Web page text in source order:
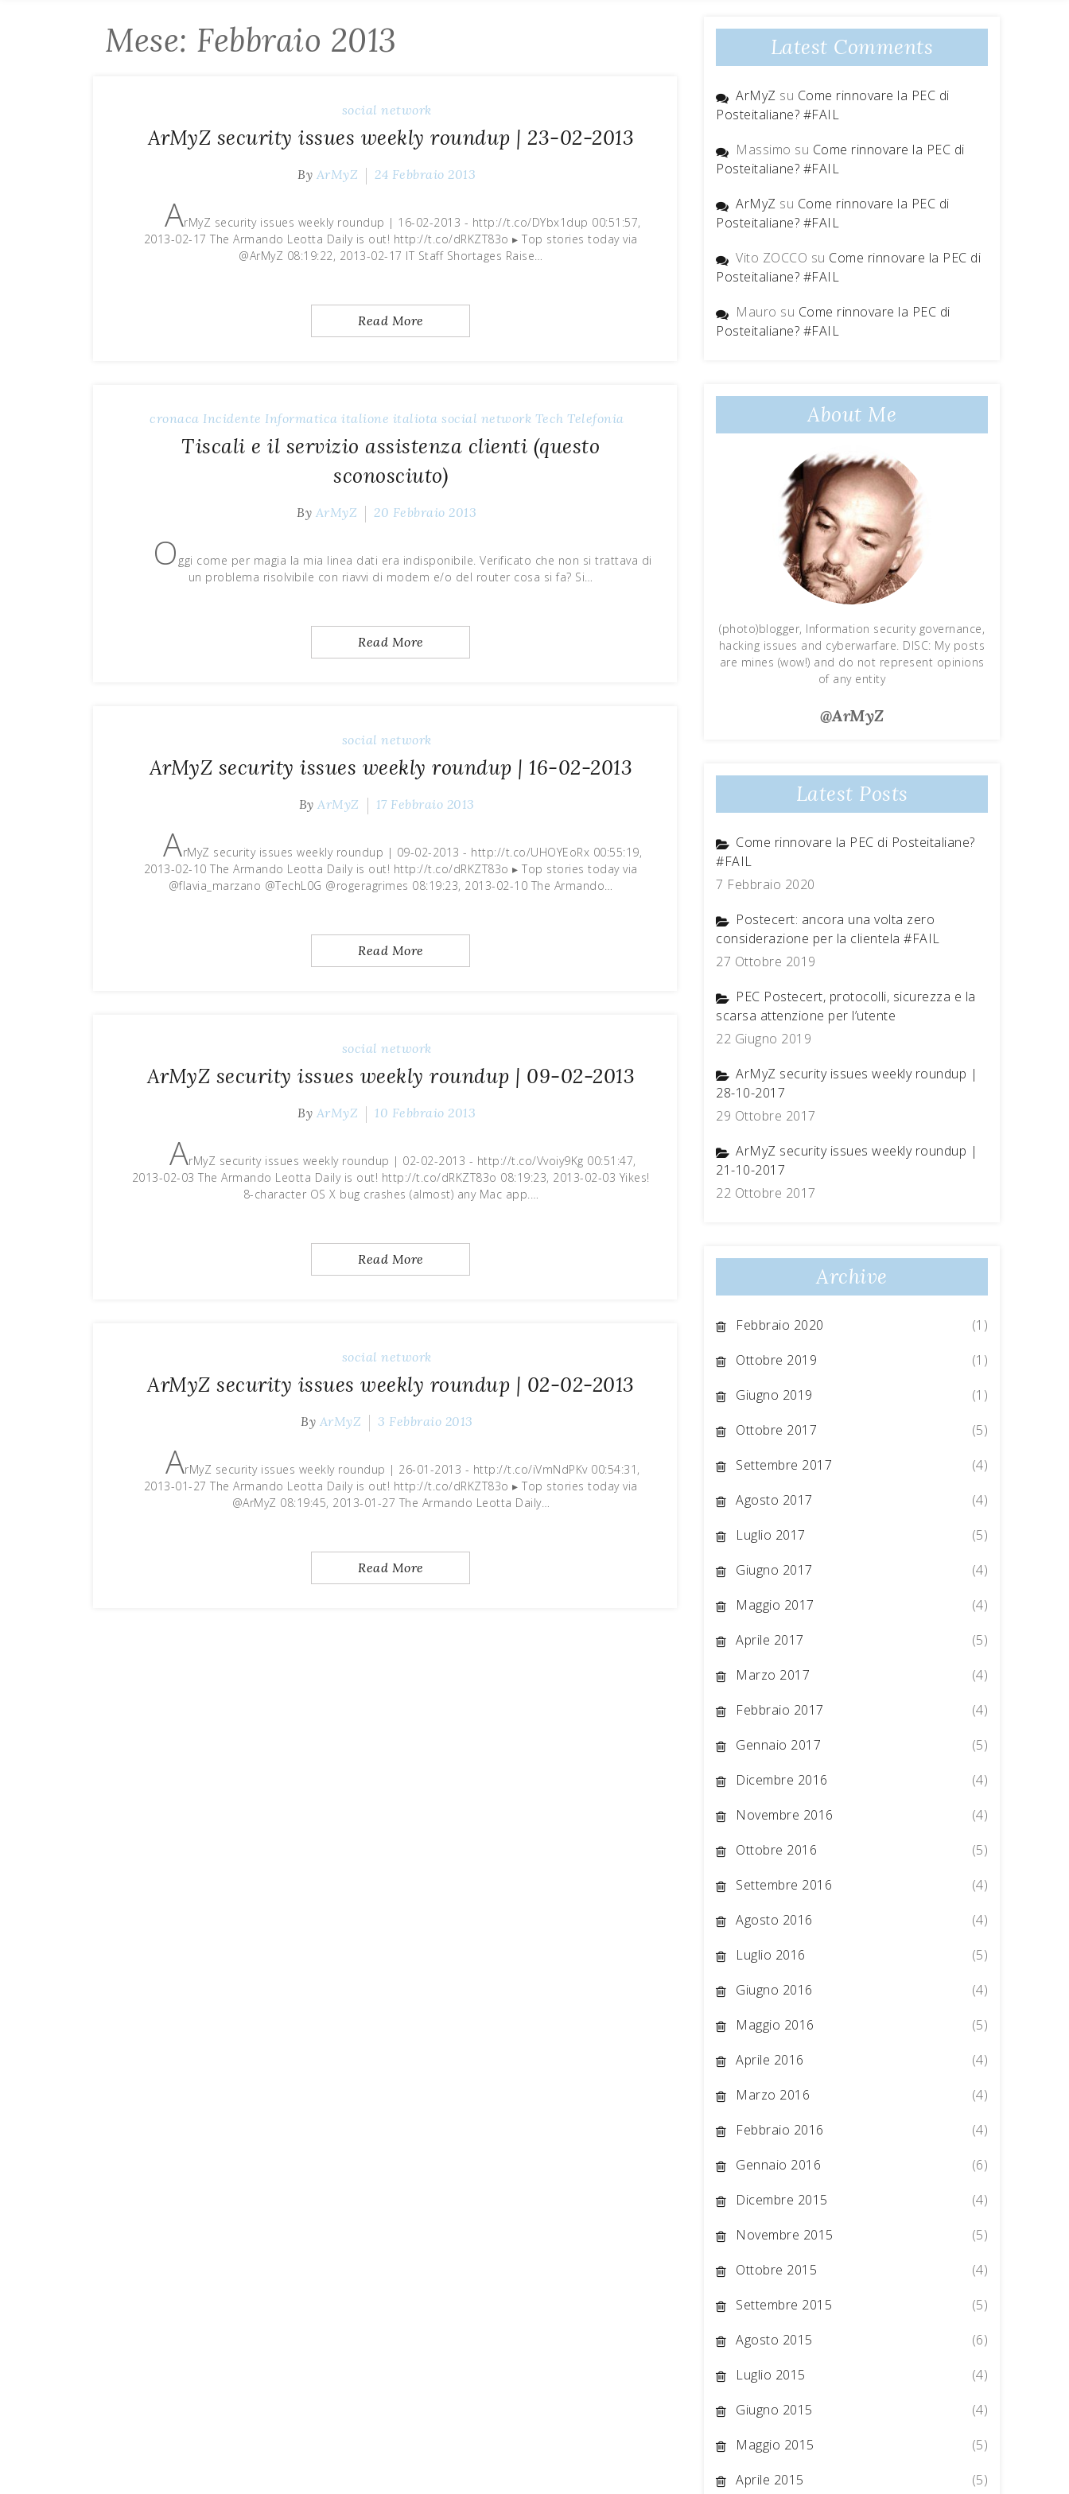
Mese: Febbraio 2013
social network
ArMyZ security issues weekly roundup | 23-02-2013
By ArMyZ 24 Febbraio 2013
ArMyZ security issues weekly roundup | 16-02-2013 - http://t.co/DYbx1dup 00:51:57,
2013-02-17 The Armando Leotta Daily is out! http://t.co/dRKZT83o ▸ Top stories today via
@ArMyZ 08:19:22, 2013-02-17 IT Staff Shortages Raise…
Read More
cronaca Incidente Informatica italione italiota social network Tech Telefonia
Tiscali e il servizio assistenza clienti (questo
sconosciuto)
By ArMyZ 20 Febbraio 2013
Oggi come per magia la mia linea dati era indisponibile. Verificato che non si trattava di
un problema risolvibile con riavvi di modem e/o del router cosa si fa? Si…
Read More
social network
ArMyZ security issues weekly roundup | 16-02-2013
ByArMyZ 17 Febbraio 2013
ArMyZ security issues weekly roundup | 09-02-2013 - http://t.co/UHOYEoRx 00:55:19,
2013-02-10 The Armando Leotta Daily is out! http://t.co/dRKZT83o ▸ Top stories today via
@flavia_marzano @TechL0G @rogeragrimes 08:19:23, 2013-02-10 The Armando…
Read More
social network
ArMyZ security issues weekly roundup | 09-02-2013
By ArMyZ 10 Febbraio 2013
ArMyZ security issues weekly roundup | 02-02-2013 - http://t.co/Vvoiy9Kg 00:51:47,
2013-02-03 The Armando Leotta Daily is out! http://t.co/dRKZT83o 08:19:23, 2013-02-03 Yikes!
8-character OS X bug crashes (almost) any Mac app.…
Read More
social network
ArMyZ security issues weekly roundup | 02-02-2013
By ArMyZ 3 Febbraio 2013
ArMyZ security issues weekly roundup | 26-01-2013 - http://t.co/iVmNdPKv 00:54:31,
2013-01-27 The Armando Leotta Daily is out! http://t.co/dRKZT83o ▸ Top stories today via
@ArMyZ 08:19:45, 2013-01-27 The Armando Leotta Daily…
Read More
Latest Comments
ArMyZ su Come rinnovare la PEC di
Posteitaliane? #FAIL
Massimo su Come rinnovare la PEC di
Posteitaliane? #FAIL
ArMyZ su Come rinnovare la PEC di
Posteitaliane? #FAIL
Vito ZOCCO su Come rinnovare la PEC di
Posteitaliane? #FAIL
Mauro su Come rinnovare la PEC di
Posteitaliane? #FAIL
About Me
(photo)blogger, Information security governance,
hacking issues and cyberwarfare. DISC: My posts
are mines (wow!) and do not represent opinions
of any entity
@ArMyZ
Latest Posts
Come rinnovare la PEC di Posteitaliane?
#FAIL
7 Febbraio 2020
Postecert: ancora una volta zero
considerazione per la clientela #FAIL
27 Ottobre 2019
PEC Postecert, protocolli, sicurezza e la
scarsa attenzione per l’utente
22 Giugno 2019
ArMyZ security issues weekly roundup |
28-10-2017
29 Ottobre 2017
ArMyZ security issues weekly roundup |
21-10-2017
22 Ottobre 2017
Archive
Febbraio 2020
(1)
Ottobre 2019
(1)
Giugno 2019
(1)
Ottobre 2017
(5)
Settembre 2017
(4)
Agosto 2017
(4)
Luglio 2017
(5)
Giugno 2017
(4)
Maggio 2017
(4)
Aprile 2017
(5)
Marzo 2017
(4)
Febbraio 2017
(4)
Gennaio 2017
(5)
Dicembre 2016
(4)
Novembre 2016
(4)
Ottobre 2016
(5)
Settembre 2016
(4)
Agosto 2016
(4)
Luglio 2016
(5)
Giugno 2016
(4)
Maggio 2016
(5)
Aprile 2016
(4)
Marzo 2016
(4)
Febbraio 2016
(4)
Gennaio 2016
(6)
Dicembre 2015
(4)
Novembre 2015
(5)
Ottobre 2015
(4)
Settembre 2015
(5)
Agosto 2015
(6)
Luglio 2015
(4)
Giugno 2015
(4)
Maggio 2015
(5)
Aprile 2015
(5)